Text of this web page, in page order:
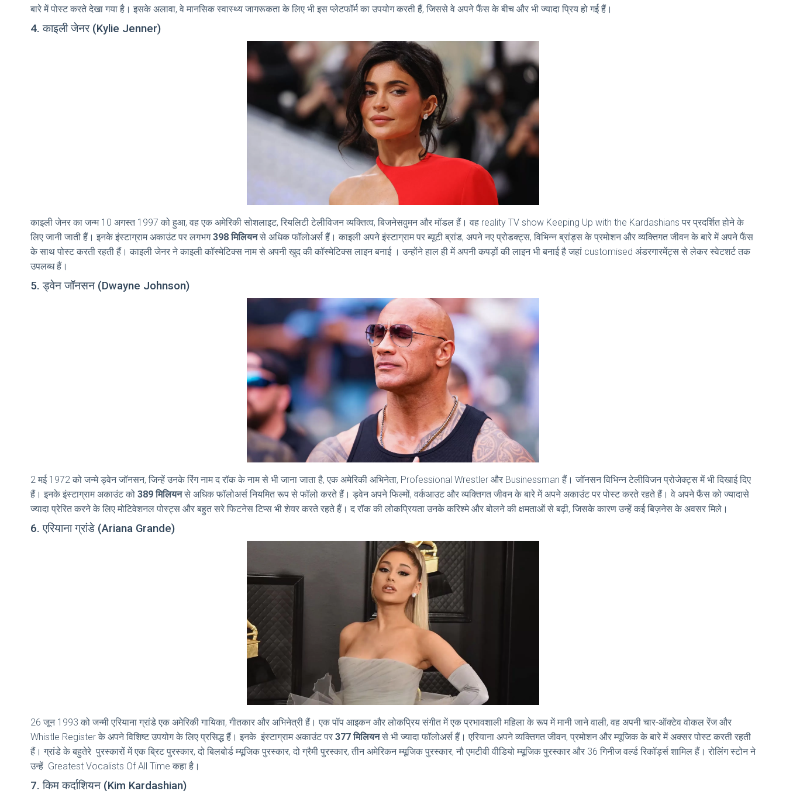
बारे में पोस्ट करते देखा गया है। इसके अलावा, वे मानसिक स्वास्थ्य जागरूकता के लिए भी इस प्लेटफॉर्म का उपयोग करती हैं, जिससे वे अपने फैंस के बीच और भी ज्यादा प्रिय हो गई हैं।
4. काइली जेनर (Kylie Jenner)
काइली जेनर का जन्म 10 अगस्त 1997 को हुआ, वह एक अमेरिकी सोशलाइट, रियलिटी टेलीविजन व्यक्तित्व, बिजनेसवुमन और मॉडल हैं। वह reality TV show Keeping Up with the Kardashians पर प्रदर्शित होने के
लिए जानी जाती हैं। इनके इंस्टाग्राम अकाउंट पर लगभग398 मिलियनसे अधिक फॉलोअर्स हैं। काइली अपने इंस्टाग्राम पर ब्यूटी ब्रांड, अपने नए प्रोडक्ट्स, विभिन्न ब्रांड्स के प्रमोशन और व्यक्तिगत जीवन के बारे में अपने फैंस
के साथ पोस्ट करती रहती हैं। काइली जेनर ने काइली कॉस्मेटिक्स नाम से अपनी खुद की कॉस्मेटिक्स लाइन बनाई । उन्होंने हाल ही में अपनी कपड़ों की लाइन भी बनाई है जहां customised अंडरगारमेंट्स से लेकर स्वेटशर्ट तक
उपलब्ध हैं।
5. ड्वेन जॉनसन (Dwayne Johnson)
2 मई 1972 को जन्मे ड्वेन जॉनसन, जिन्हें उनके रिंग नाम द रॉक के नाम से भी जाना जाता है, एक अमेरिकी अभिनेता, Professional Wrestler और Businessman हैं। जॉनसन विभिन्न टेलीविजन प्रोजेक्ट्स में भी दिखाई दिए
हैं। इनके इंस्टाग्राम अकाउंट को 389 मिलियनसे अधिक फॉलोअर्स नियमित रूप से फॉलो करते हैं। ड्वेन अपने फिल्मों, वर्कआउट और व्यक्तिगत जीवन के बारे में अपने अकाउंट पर पोस्ट करते रहते हैं। वे अपने फैंस को ज्यादासे
ज्यादा प्रेरित करने के लिए मोटिवेशनल पोस्ट्स और बहुत सरे फिटनेस टिप्स भी शेयर करते रहते हैं। द रॉक की लोकप्रियता उनके करिश्मे और बोलने की क्षमताओं से बढ़ी, जिसके कारण उन्हें कई बिज़नेस के अवसर मिले।
6. एरियाना ग्रांडे (Ariana Grande)
26 जून 1993 को जन्मी एरियाना ग्रांडे एक अमेरिकी गायिका, गीतकार और अभिनेत्री हैं। एक पॉप आइकन और लोकप्रिय संगीत में एक प्रभावशाली महिला के रूप में मानी जाने वाली, वह अपनी चार-ऑक्टेव वोकल रेंज और
Whistle Register के अपने विशिष्ट उपयोग के लिए प्रसिद्ध हैं। इनके इंस्टाग्राम अकाउंट पर 377 मिलियनसे भी ज्यादा फॉलोअर्स हैं। एरियाना अपने व्यक्तिगत जीवन, प्रमोशन और म्यूजिक के बारे में अक्सर पोस्ट करती रहती
हैं। ग्रांडे के बहुतेरे पुरस्कारों में एक ब्रिट पुरस्कार, दो बिलबोर्ड म्यूजिक पुरस्कार, दो ग्रैमी पुरस्कार, तीन अमेरिकन म्यूजिक पुरस्कार, नौ एमटीवी वीडियो म्यूजिक पुरस्कार और 36 गिनीज वर्ल्ड रिकॉर्ड्स शामिल हैं। रोलिंग स्टोन ने
उन्हें Greatest Vocalists Of All Time कहा है।
7. किम कर्दाशियन (Kim Kardashian)